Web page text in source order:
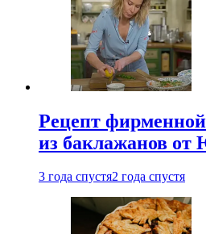
Рецепт
из баклажанов
3 года спустя2 года спустя